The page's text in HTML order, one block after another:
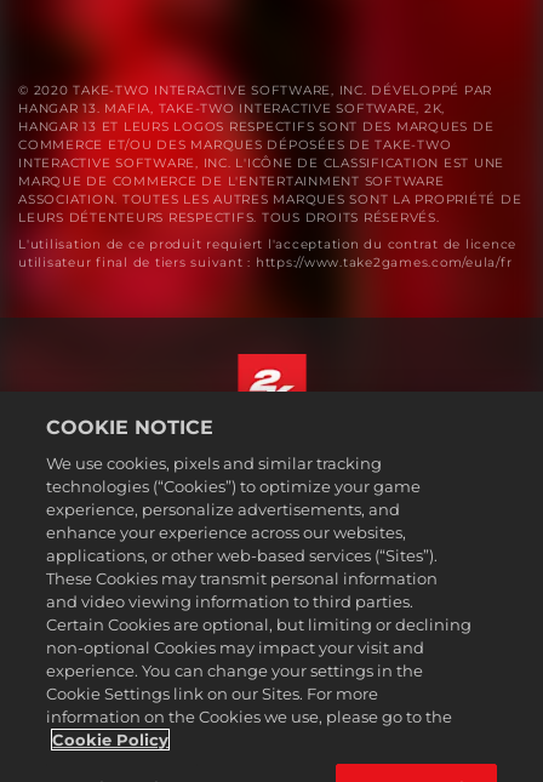
© 2020 TAKE-TWO INTERACTIVE SOFTWARE, INC. DÉVELOPPÉ PAR
HANGAR 13. MAFIA, TAKE-TWO INTERACTIVE SOFTWARE, 2K,
HANGAR 13 ET LEURS LOGOS RESPECTIFS SONT DES MARQUES DE
COMMERCE ET/OU DES MARQUES DÉPOSÉES DE TAKE-TWO
INTERACTIVE SOFTWARE, INC. L'ICÔNE DE CLASSIFICATION EST UNE
MARQUE DE COMMERCE DE L'ENTERTAINMENT SOFTWARE
ASSOCIATION. TOUTES LES AUTRES MARQUES SONT LA PROPRIÉTÉ DE
LEURS DÉTENTEURS RESPECTIFS. TOUS DROITS RÉSERVÉS.
L'utilisation de ce produit requiert l'acceptation du contrat de licence
utilisateur final de tiers suivant : https://www.take2games.com/eula/fr
Mentions légales
Politique de confidentialité
Politique sur les cookies
Support
Ne pas vendre ou partager mes informations personnelles
Order Lookup & Refunds
2K Ad Partners
©2016-2026 Take-Two Interactive Software Inc. 2K, Firaxis Games,
Civilization, and their respective logos are trademarks of Take-Two
Interactive Software, Inc. All rights reserved.
Français Canadien
COOKIE NOTICE
We use cookies, pixels and similar tracking
technologies (“Cookies”) to optimize your game
experience, personalize advertisements, and
enhance your experience across our websites,
applications, or other web-based services (“Sites”).
These Cookies may transmit personal information
and video viewing information to third parties.
Certain Cookies are optional, but limiting or declining
non-optional Cookies may impact your visit and
experience. You can change your settings in the
Cookie Settings link on our Sites. For more
information on the Cookies we use, please go to the
Cookie Policy